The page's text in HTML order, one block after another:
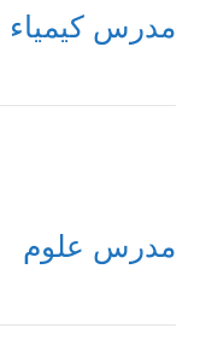
مدرس كيمياء
مدرس علوم